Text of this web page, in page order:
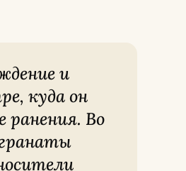
куда он
ранения. Во